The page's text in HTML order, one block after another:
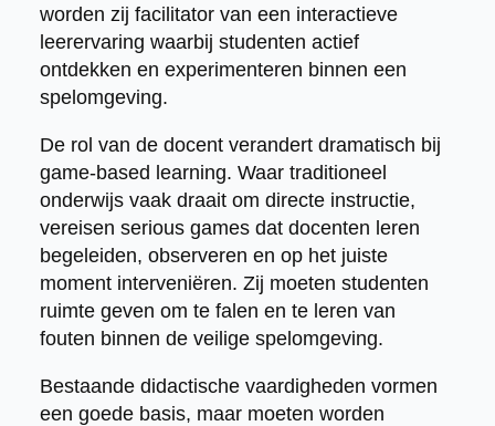
worden zij facilitator van een interactieve
leerervaring waarbij studenten actief
ontdekken en experimenteren binnen een
spelomgeving.
De rol van de docent verandert dramatisch bij
game-based learning. Waar traditioneel
onderwijs vaak draait om directe instructie,
vereisen serious games dat docenten leren
begeleiden, observeren en op het juiste
moment interveniëren. Zij moeten studenten
ruimte geven om te falen en te leren van
fouten binnen de veilige spelomgeving.
Bestaande didactische vaardigheden vormen
een goede basis, maar moeten worden